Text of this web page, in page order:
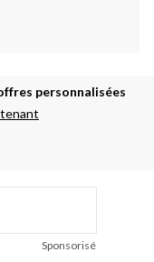
personnalisées
Sponsorisé